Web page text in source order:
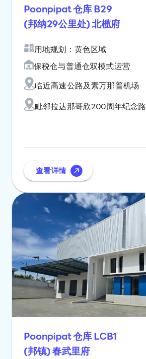
Poonpipat 仓库 B29
(邦纳29公里处) 北榄府
用地规划：黄色区域
保税仓与普通仓双模式运营
临近高速公路及素万那普机场
毗邻拉达那哥欣200周年纪念路
查看详情
Poonpipat 仓库 LCB1
(邦镇) 春武里府